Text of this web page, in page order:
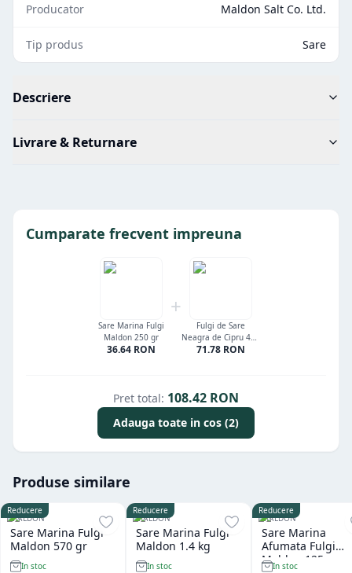
Producator Maldon Salt Co. Ltd.
Tip produs Sare
Descriere
Livrare & Returnare
Cumparate frecvent impreuna
Sare Marina Fulgi
Maldon 250 gr
36.64 RON
+
Fulgi de Sare
Neagra de Cipru 415
gr
71.78 RON
Pret total: 108.42 RON
Adauga toate in cos (2)
Produse similare
Reducere
MALDON
Sare Marina Fulgi
Maldon 570 gr
In stoc
Reducere
MALDON
Sare Marina Fulgi
Maldon 1.4 kg
In stoc
Reducere
MALDON
Sare Marina
Afumata Fulgi
Maldon 125 gr
In stoc